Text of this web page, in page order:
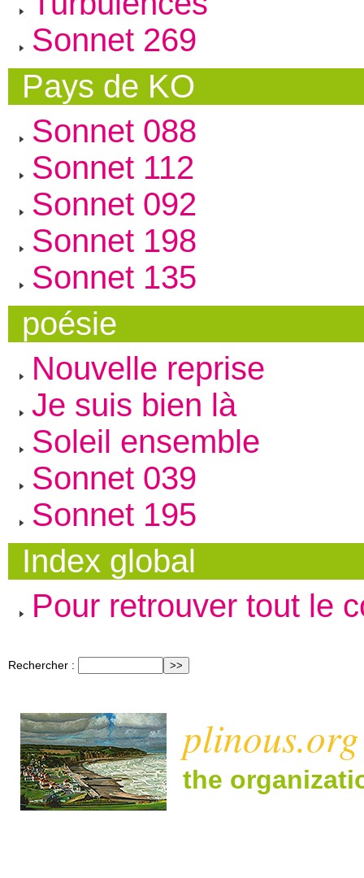
Sonnet 269
Pays de KO
Sonnet 088
Sonnet 112
Sonnet 092
Sonnet 198
Sonnet 135
poésie
Nouvelle reprise
Je suis bien là
Soleil ensemble
Sonnet 039
Sonnet 195
Index global
Pour retrouver tout le
Rechercher :
plinous.org
the